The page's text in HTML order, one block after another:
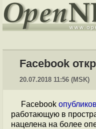
Facebook
20.07.2018 11:56 (MSK)
Facebook
работающую в
нацелена на более